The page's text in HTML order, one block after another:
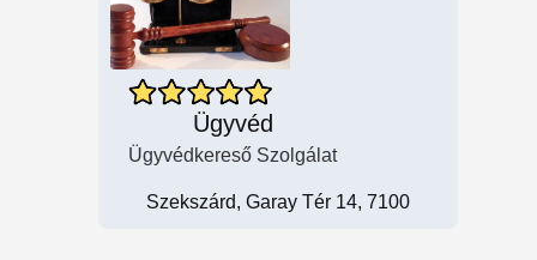
Ügyvéd
Ügyvédkereső Szolgálat
Szekszárd, Garay Tér 14, 7100